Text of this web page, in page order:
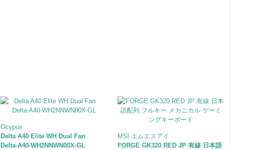
Ocypus
Delta A40 Elite WH Dual Fan
Delta-A40-WH2NNWN00X-GL
MSI エムエスアイ
FORGE GK320 RED JP 有線 日本語